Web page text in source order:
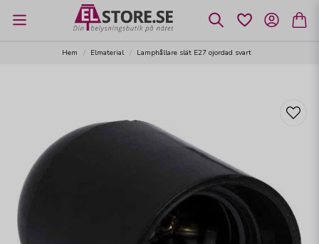
Hem Elmaterial Lamphållare slät E27 ojordad svart